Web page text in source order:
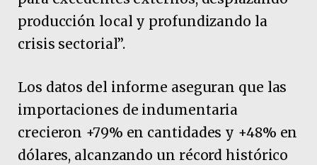
producción local y profundizando la
crisis sectorial”.
Los datos del informe aseguran que las
importaciones de indumentaria
crecieron +79% en cantidades y +48% en
dólares, alcanzando un récord histórico